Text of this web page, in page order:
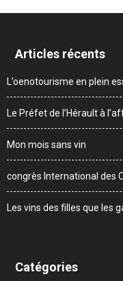
Articles récents
L’oenotourisme en plein
Le Préfet de l’Hérault à
Mon mois sans vin
congrès International des
Les vins des filles que les
Catégories